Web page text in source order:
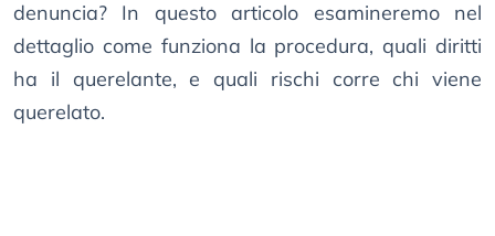
denuncia? In questo articolo esamineremo nel
dettaglio come funziona la procedura, quali diritti
ha il querelante, e quali rischi corre chi viene
querelato.